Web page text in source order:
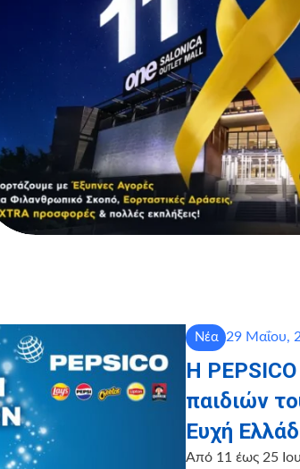
Νέα 29 Μαΐου,
Η
παιδιών
Ευχή
Από 11 έως 25